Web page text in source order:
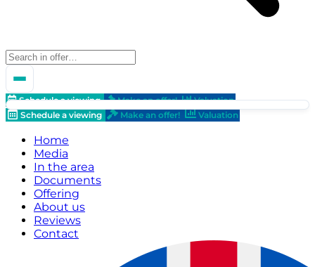
Schedule a viewing Make an offer!
Valuation
Schedule a viewing
Make an offer! Valuation
Home
Media
In the area
Documents
Offering
About us
Reviews
Contact